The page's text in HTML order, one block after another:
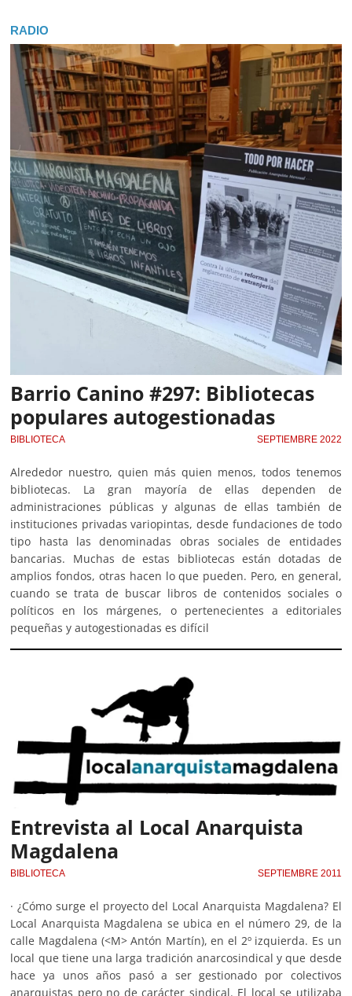
RADIO
Barrio Canino #297: Bibliotecas
populares autogestionadas
BIBLIOTECA SEPTIEMBRE 2022
Alrededor nuestro, quien más quien menos, todos tenemos
bibliotecas. La gran mayoría de ellas dependen de
administraciones públicas y algunas de ellas también de
instituciones privadas variopintas, desde fundaciones de todo
tipo hasta las denominadas obras sociales de entidades
bancarias. Muchas de estas bibliotecas están dotadas de
amplios fondos, otras hacen lo que pueden. Pero, en general,
cuando se trata de buscar libros de contenidos sociales o
políticos en los márgenes, o pertenecientes a editoriales
pequeñas y autogestionadas es difícil
Entrevista al Local Anarquista
Magdalena
BIBLIOTECA SEPTIEMBRE 2011
· ¿Cómo surge el proyecto del Local Anarquista Magdalena? El
Local Anarquista Magdalena se ubica en el número 29, de la
calle Magdalena (<M> Antón Martín), en el 2º izquierda. Es un
local que tiene una larga tradición anarcosindical y que desde
hace ya unos años pasó a ser gestionado por colectivos
anarquistas pero no de carácter sindical. El local se utilizaba